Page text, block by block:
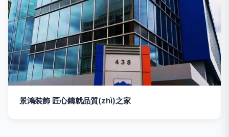
景鴻裝飾 匠心鑄就品質(zhì)之家